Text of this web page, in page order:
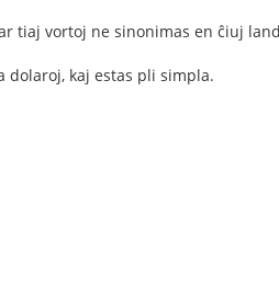
tiaj vortoj ne sinonimas en ĉiuj
kaj estas pli simpla.